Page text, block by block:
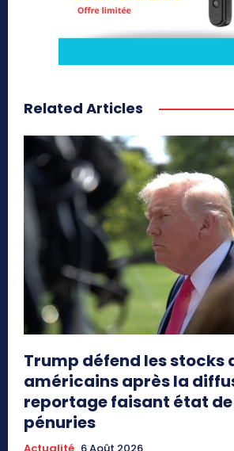
Related Articles
Trump défend les stocks
américains après la
reportage faisant état de
pénuries